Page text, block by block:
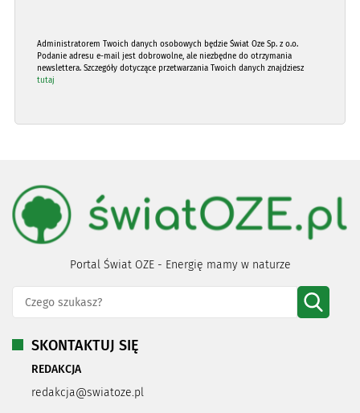
Administratorem Twoich danych osobowych będzie Świat Oze Sp. z o.o.
Podanie adresu e-mail jest dobrowolne, ale niezbędne do otrzymania
newslettera. Szczegóły dotyczące przetwarzania Twoich danych znajdziesz
tutaj
Portal Świat OZE - Energię mamy w naturze
SKONTAKTUJ SIĘ
REDAKCJA
redakcja@swiatoze.pl